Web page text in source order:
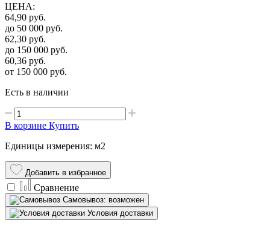
ЦЕНА:
64,90 руб.
до 50 000 руб.
62,30 руб.
до 150 000 руб.
60,36 руб.
от 150 000 руб.
Есть в наличии
В корзине Купить
Единицы измерения: м2
Добавить в избранное
Сравнение
Самовывоз: возможен
Условия доставки